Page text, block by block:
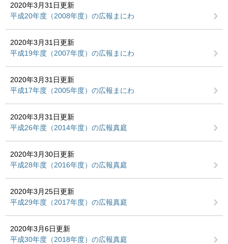
2020年3月31日更新
平成20年度（2008年度）の広報まにわ
2020年3月31日更新
平成19年度（2007年度）の広報まにわ
2020年3月31日更新
平成17年度（2005年度）の広報まにわ
2020年3月31日更新
平成26年度（2014年度）の広報真庭
2020年3月30日更新
平成28年度（2016年度）の広報真庭
2020年3月25日更新
平成29年度（2017年度）の広報真庭
2020年3月6日更新
平成30年度（2018年度）の広報真庭